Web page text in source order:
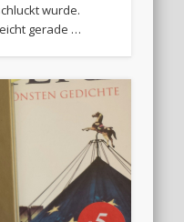
wurde.
gerade …